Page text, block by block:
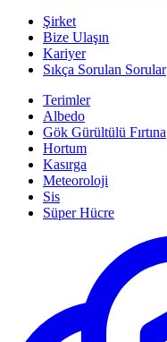
Şirket
Bize Ulaşın
Kariyer
Sıkça Sorulan Sorular
Terimler
Albedo
Gök Gürültülü Fırtına
Hortum
Kasırga
Meteoroloji
Sis
Süper Hücre